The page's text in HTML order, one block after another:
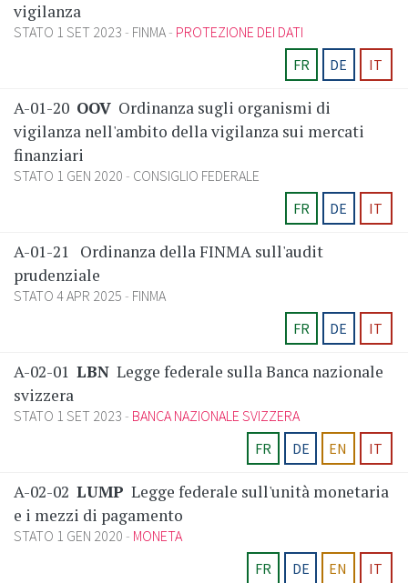
vigilanza
STATO 1 SET 2023 FINMA PROTEZIONE DEI DATI
FR
DE IT
A-01-20 OOV Ordinanza sugli organismi di
vigilanza nell'ambito della vigilanza sui mercati
finanziari
STATO 1 GEN 2020
CONSIGLIO FEDERALE
FR
DE IT
A-01-21
Ordinanza della FINMA sull'audit
prudenziale
STATO 4 APR 2025
FINMA
FR
DE IT
A-02-01 LBN Legge federale sulla Banca nazionale
svizzera
STATO 1 SET 2023
BANCA NAZIONALE SVIZZERA
FR
DE EN IT
A-02-02 LUMP Legge federale sull'unità monetaria
e i mezzi di pagamento
STATO 1 GEN 2020
MONETA
FR
DE EN IT